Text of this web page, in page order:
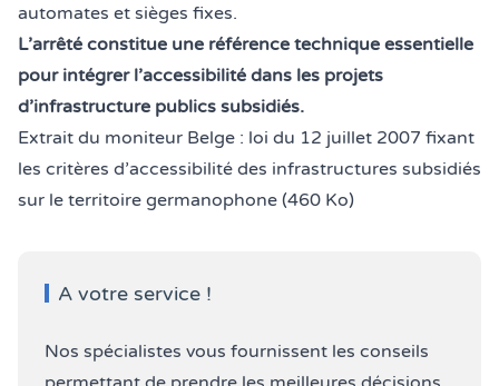
automates et sièges fixes.
L’arrêté constitue une référence technique essentielle
pour intégrer l’accessibilité dans les projets
d’infrastructure publics subsidiés.
Extrait du moniteur Belge : loi du 12 juillet 2007 fixant
les critères d’accessibilité des infrastructures subsidiés
sur le territoire germanophone (460 Ko)
A votre service !
Nos spécialistes vous fournissent les conseils